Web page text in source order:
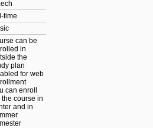
time
can be
in
the
plan
for web
can enroll
the course in
and in